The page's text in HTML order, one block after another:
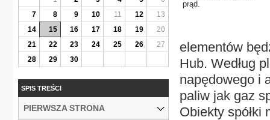
prąd.
elementów
Hub. Według
napędowego i
paliw jak gaz
Obiekty spółki
7
8 9 10 11 12
13
14
15 16 17 18 19
20
21
22 23 24 25 26
27
28
29 30
SPIS TREŚCI
PIERWSZA STRONA